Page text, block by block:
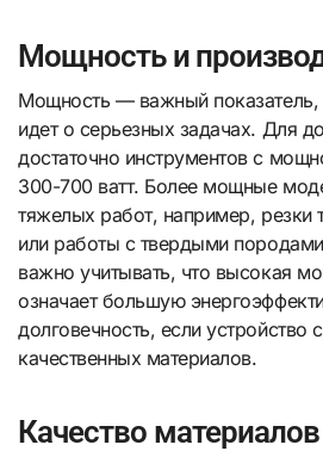
Мощность и
Мощность — важный показатель,
идет о серьезных задачах. Для
достаточно инструментов с
300-700 ватт. Более мощные
тяжелых работ, например, резки
или работы с твердыми
важно учитывать, что высокая
означает большую
долговечность, если устройство
качественных материалов.
Качество